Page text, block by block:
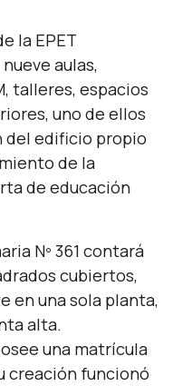
la EPET
aulas,
talleres, espacios
uno de ellos
del edificio propio
de la
de educación
Nº 361 contará
cubiertos,
en una sola planta,
alta.
una matrícula
creación funcionó